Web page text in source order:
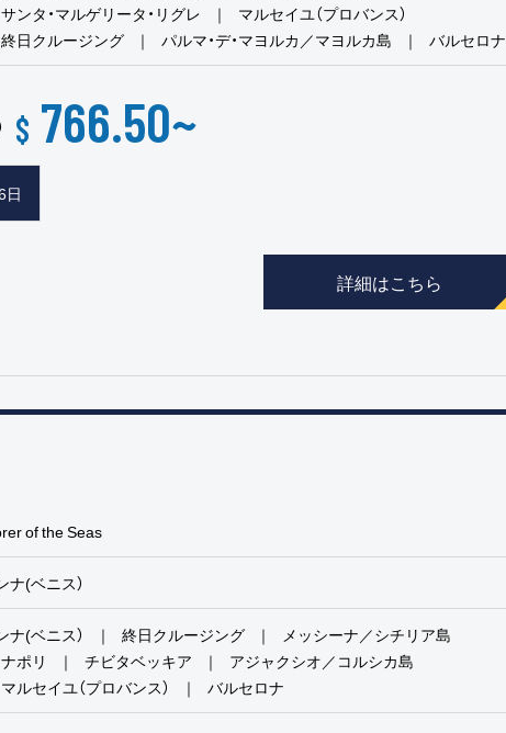
サンタ・マルゲリータ・リグレ
マルセイユ（プロバンス）
終日クルージング
パルマ・デ・マヨルカ／マヨルカ島 バルセロナ
$ 766.50~
日
詳細はこちら
of the Seas
ナ(ベニス）
ナ(ベニス） 終日クルージング
メッシーナ／シチリア島
ナポリ
チビタベッキア
アジャクシオ／コルシカ島
マルセイユ（プロバンス）
バルセロナ